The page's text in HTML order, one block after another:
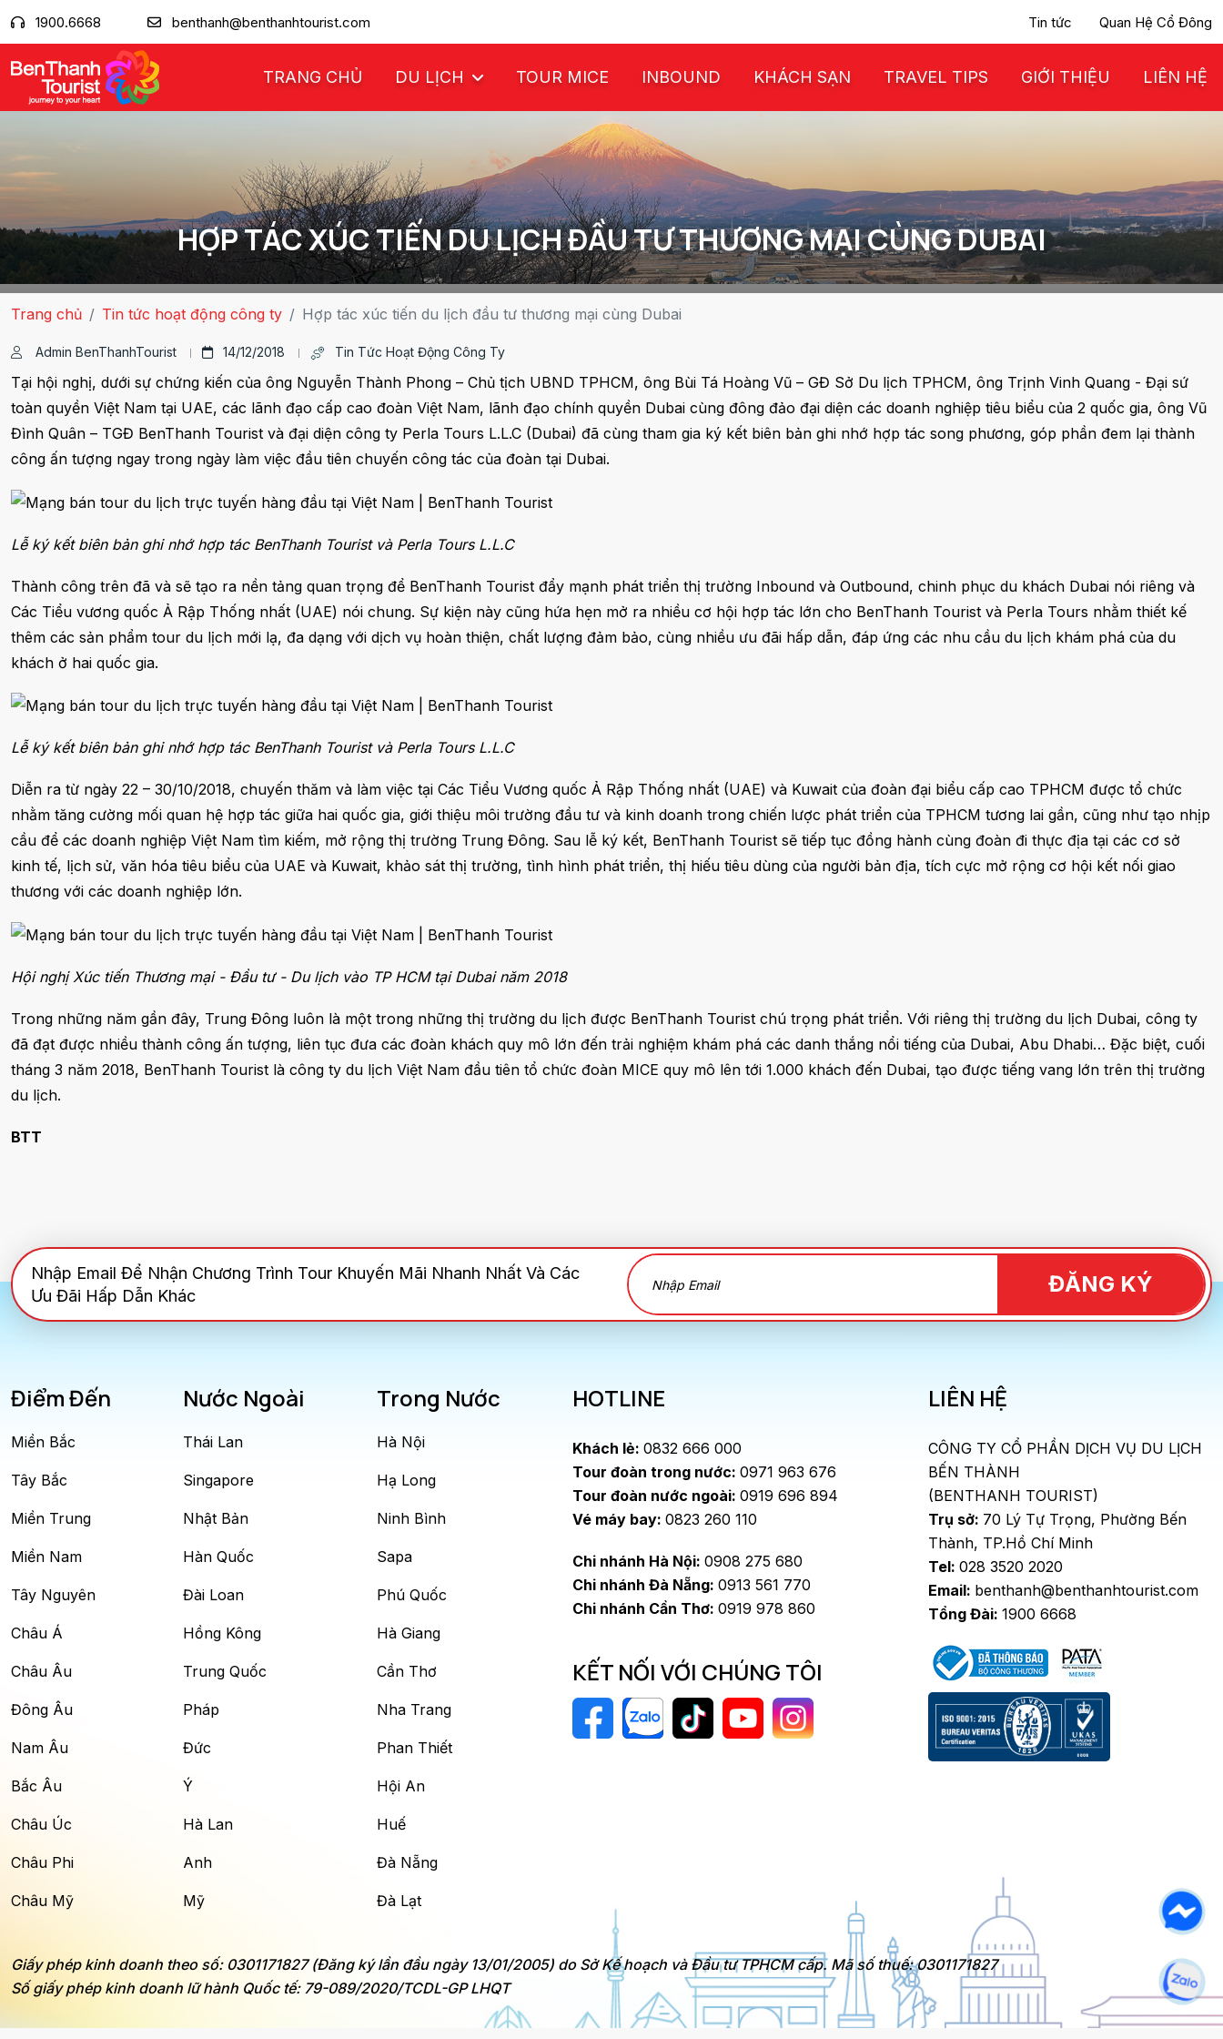
1900.6668 benthanh@benthanhtourist.com Tin tức Quan Hệ Cổ Đông
TRANG CHỦ DU LỊCH TOUR MICE INBOUND KHÁCH SẠN TRAVEL TIPS GIỚI THIỆU LIÊN HỆ
HỢP TÁC XÚC TIẾN DU LỊCH ĐẦU TƯ THƯƠNG MẠI CÙNG DUBAI
Trang chủ Tin tức hoạt động công ty Hợp tác xúc tiến du lịch đầu tư thương mại cùng Dubai
Admin BenThanhTourist 14/12/2018 Tin Tức Hoạt Động Công Ty
Tại hội nghị, dưới sự chứng kiến của ông Nguyễn Thành Phong – Chủ tịch UBND TPHCM, ông Bùi Tá Hoàng Vũ – GĐ Sở Du lịch TPHCM, ông Trịnh Vinh Quang - Đại sứ
toàn quyền Việt Nam tại UAE, các lãnh đạo cấp cao đoàn Việt Nam, lãnh đạo chính quyền Dubai cùng đông đảo đại diện các doanh nghiệp tiêu biểu của 2 quốc gia, ông Vũ
Đình Quân – TGĐ BenThanh Tourist và đại diện công ty Perla Tours L.L.C (Dubai) đã cùng tham gia ký kết biên bản ghi nhớ hợp tác song phương, góp phần đem lại thành
công ấn tượng ngay trong ngày làm việc đầu tiên chuyến công tác của đoàn tại Dubai.
Lễ ký kết biên bản ghi nhớ hợp tác BenThanh Tourist và Perla Tours L.L.C
Thành công trên đã và sẽ tạo ra nền tảng quan trọng để BenThanh Tourist đẩy mạnh phát triển thị trường Inbound và Outbound, chinh phục du khách Dubai nói riêng và
Các Tiểu vương quốc Ả Rập Thống nhất (UAE) nói chung. Sự kiện này cũng hứa hẹn mở ra nhiều cơ hội hợp tác lớn cho BenThanh Tourist và Perla Tours nhằm thiết kế
thêm các sản phẩm tour du lịch mới lạ, đa dạng với dịch vụ hoàn thiện, chất lượng đảm bảo, cùng nhiều ưu đãi hấp dẫn, đáp ứng các nhu cầu du lịch khám phá của du
khách ở hai quốc gia.
Lễ ký kết biên bản ghi nhớ hợp tác BenThanh Tourist và Perla Tours L.L.C
Diễn ra từ ngày 22 – 30/10/2018, chuyến thăm và làm việc tại Các Tiểu Vương quốc Ả Rập Thống nhất (UAE) và Kuwait của đoàn đại biểu cấp cao TPHCM được tổ chức
nhằm tăng cường mối quan hệ hợp tác giữa hai quốc gia, giới thiệu môi trường đầu tư và kinh doanh trong chiến lược phát triển của TPHCM tương lai gần, cũng như tạo nhịp
cầu để các doanh nghiệp Việt Nam tìm kiếm, mở rộng thị trường Trung Đông. Sau lễ ký kết, BenThanh Tourist sẽ tiếp tục đồng hành cùng đoàn đi thực địa tại các cơ sở
kinh tế, lịch sử, văn hóa tiêu biểu của UAE và Kuwait, khảo sát thị trường, tình hình phát triển, thị hiếu tiêu dùng của người bản địa, tích cực mở rộng cơ hội kết nối giao
thương với các doanh nghiệp lớn.
Hội nghị Xúc tiến Thương mại - Đầu tư - Du lịch vào TP HCM tại Dubai năm 2018
Trong những năm gần đây, Trung Đông luôn là một trong những thị trường du lịch được BenThanh Tourist chú trọng phát triển. Với riêng thị trường du lịch Dubai, công ty
đã đạt được nhiều thành công ấn tượng, liên tục đưa các đoàn khách quy mô lớn đến trải nghiệm khám phá các danh thắng nổi tiếng của Dubai, Abu Dhabi… Đặc biệt, cuối
tháng 3 năm 2018, BenThanh Tourist là công ty du lịch Việt Nam đầu tiên tổ chức đoàn MICE quy mô lên tới 1.000 khách đến Dubai, tạo được tiếng vang lớn trên thị trường
du lịch.
BTT
Nhập Email Để Nhận Chương Trình Tour Khuyến Mãi Nhanh Nhất Và Các
Ưu Đãi Hấp Dẫn Khác
ĐĂNG KÝ
Điểm Đến
Miền Bắc
Tây Bắc
Miền Trung
Miền Nam
Tây Nguyên
Châu Á
Châu Âu
Đông Âu
Nam Âu
Bắc Âu
Châu Úc
Châu Phi
Châu Mỹ
Nước Ngoài
Thái Lan
Singapore
Nhật Bản
Hàn Quốc
Đài Loan
Hồng Kông
Trung Quốc
Pháp
Đức
Ý
Hà Lan
Anh
Mỹ
Trong Nước
Hà Nội
Hạ Long
Ninh Bình
Sapa
Phú Quốc
Hà Giang
Cần Thơ
Nha Trang
Phan Thiết
Hội An
Huế
Đà Nẵng
Đà Lạt
HOTLINE
Khách lẻ: 0832 666 000
Tour đoàn trong nước: 0971 963 676
Tour đoàn nước ngoài: 0919 696 894
Vé máy bay: 0823 260 110
Chi nhánh Hà Nội: 0908 275 680
Chi nhánh Đà Nẵng: 0913 561 770
Chi nhánh Cần Thơ: 0919 978 860
KẾT NỐI VỚI CHÚNG TÔI
LIÊN HỆ
CÔNG TY CỔ PHẦN DỊCH VỤ DU LỊCH
BẾN THÀNH
(BENTHANH TOURIST)
Trụ sở: 70 Lý Tự Trọng, Phường Bến
Thành, TP.Hồ Chí Minh
Tel: 028 3520 2020
Email: benthanh@benthanhtourist.com
Tổng Đài: 1900 6668
Giấy phép kinh doanh theo số: 0301171827 (Đăng ký lần đầu ngày 13/01/2005) do Sở Kế hoạch và Đầu tư TPHCM cấp. Mã số thuế: 0301171827
Số giấy phép kinh doanh lữ hành Quốc tế: 79-089/2020/TCDL-GP LHQT